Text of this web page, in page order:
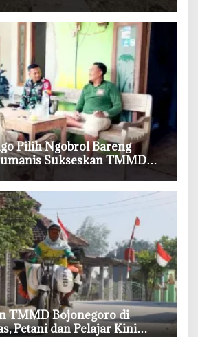
Pilih Ngobrol Bareng
Sukseskan TMMD
TMMD Bojonegoro di
Petani dan Pelajar Kini